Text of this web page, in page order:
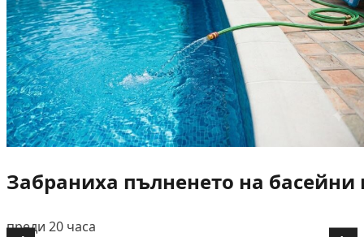
Забраниха пълненето на
преди 20 часа